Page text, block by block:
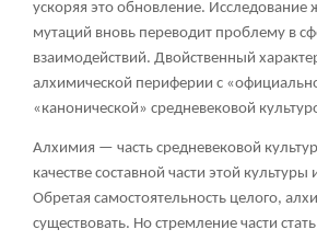
ускоряя это обновление. Исследование
мутаций вновь переводит проблему в
взаимодействий. Двойственный
алхимической периферии с
«канонической» средневековой
Алхимия — часть средневековой
качестве составной части этой культуры
Обретая самостоятельность целого,
существовать. Но стремление части